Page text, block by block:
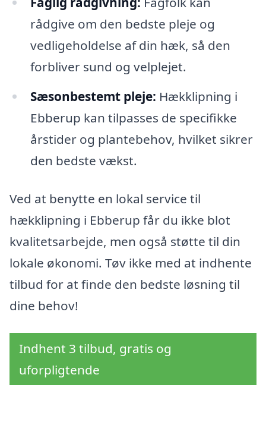
rådgive om den bedste pleje og
vedligeholdelse af din hæk, så den
forbliver sund og velplejet.
Sæsonbestemt pleje: Hækklipning i
Ebberup kan tilpasses de specifikke
årstider og plantebehov, hvilket sikrer
den bedste vækst.
Ved at benytte en lokal service til
hækklipning i Ebberup får du ikke blot
kvalitetsarbejde, men også støtte til din
lokale økonomi. Tøv ikke med at indhente
tilbud for at finde den bedste løsning til
dine behov!
Indhent 3 tilbud, gratis og
uforpligtende